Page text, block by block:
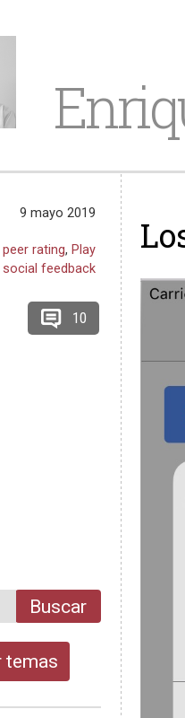
9 mayo 2019
peer rating,Play
social feedback
10
Buscar
temas